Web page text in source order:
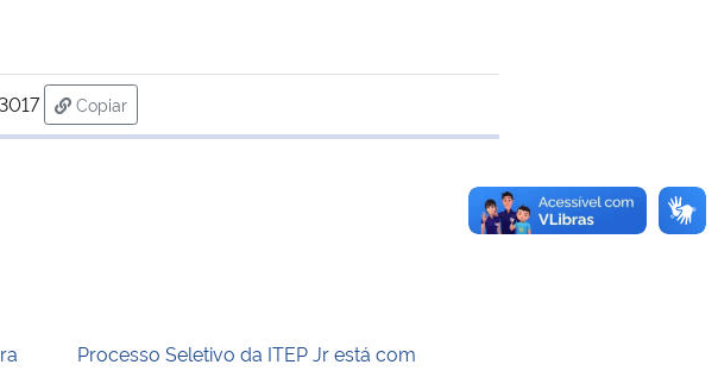
Copiar
para área de transferência
Processo Seletivo da ITEP Jr está com